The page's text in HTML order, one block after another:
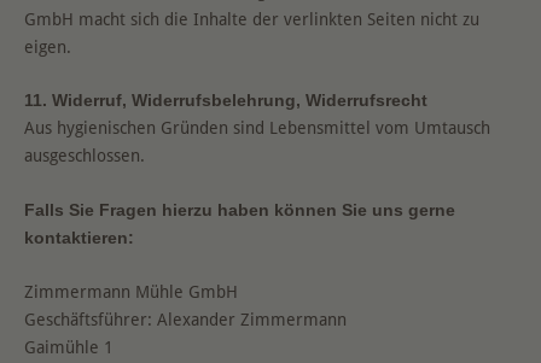
GmbH macht sich die Inhalte der verlinkten Seiten nicht zu
eigen.
11. Widerruf, Widerrufsbelehrung, Widerrufsrecht
Aus hygienischen Gründen sind Lebensmittel vom Umtausch
ausgeschlossen.
Falls Sie Fragen hierzu haben können Sie uns gerne
kontaktieren:
Zimmermann Mühle GmbH
Geschäftsführer: Alexander Zimmermann
Gaimühle 1